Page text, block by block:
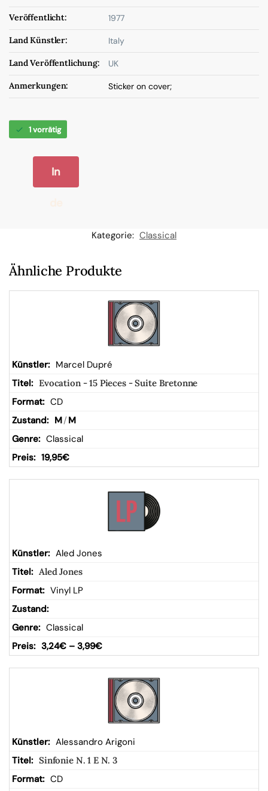
Veröffentlicht: 1977
Land Künstler: Italy
Land Veröffentlichung: UK
Anmerkungen: Sticker on cover;
1 vorrätig
In
W
kor
b
Kategorie: Classical
Ähnliche Produkte
Marcel Dupré
Evocation - 15 Pieces - Suite Bretonne
CD
M/ M
Classical
19,95€
Aled Jones
Aled Jones
Vinyl LP
Classical
3,24€ – 3,99€
Alessandro Arigoni
Sinfonie N. 1 E N. 3
CD